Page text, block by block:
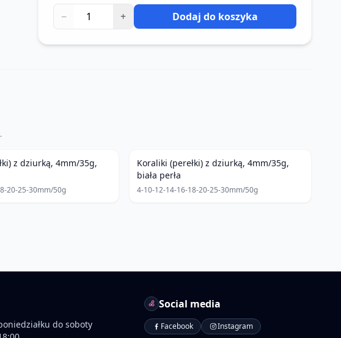
− + Dodaj do koszyka
z dziurką, 4mm/35g,
20-25-30mm/50g
Koraliki (perełki) z dziurką, 4mm/35g,
biała perła
4-10-12-14-16-18-20-25-30mm/50g
do soboty
Social media
Facebook Instagram